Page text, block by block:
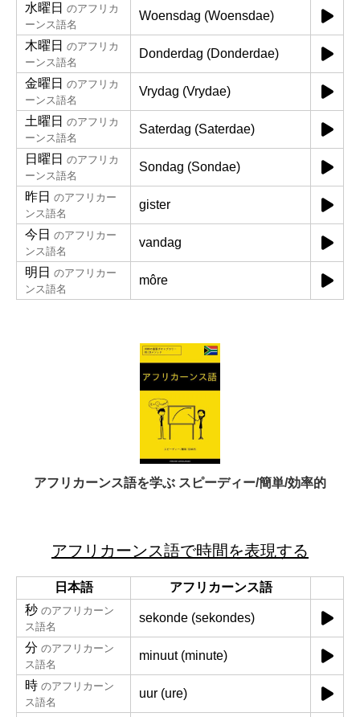
水曜日 のアフリカ
ーンス語名
Woensdag (Woensdae)
木曜日 のアフリカ
ーンス語名
Donderdag (Donderdae)
金曜日 のアフリカ
ーンス語名
Vrydag (Vrydae)
土曜日 のアフリカ
ーンス語名
Saterdag (Saterdae)
日曜日 のアフリカ
ーンス語名
Sondag (Sondae)
昨日 のアフリカー
ンス語名
gister
今日 のアフリカー
ンス語名
vandag
明日 のアフリカー
ンス語名
môre
アフリカーンス語を学ぶ スピーディー/簡単/効率的
アフリカーンス語で時間を表現する
日本語
アフリカーンス語
秒 のアフリカーン
ス語名
sekonde (sekondes)
分 のアフリカーン
ス語名
minuut (minute)
時 のアフリカーン
ス語名
uur (ure)